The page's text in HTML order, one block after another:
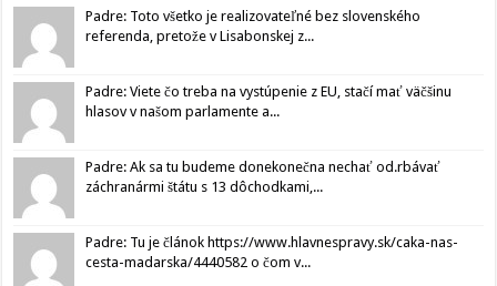
Padre: Toto všetko je realizovateľné bez slovenského
referenda, pretože v Lisabonskej z...
Padre: Viete čo treba na vystúpenie z EU, stačí mať väčšinu
hlasov v našom parlamente a...
Padre: Ak sa tu budeme donekonečna nechať od.rbávať
záchranármi štátu s 13 dôchodkami,...
Padre: Tu je článok https://www.hlavnespravy.sk/caka-nas-
cesta-madarska/4440582 o čom v...